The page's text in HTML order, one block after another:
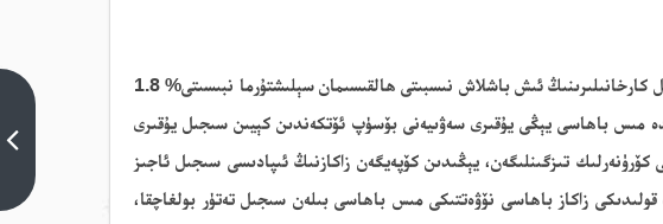
كارخانىلىرىنىڭ ئىش باشلاش نىسبىتى ھالقىسىمان سېلىشتۇرما نبىسىتى
% 1.8
كە يەتكەن. ھەپتە ئىچىدە مىس باھاسى يېڭى يۇقىرى سەۋىيەنى بۆسۈپ ئۆتكەندىن كېيىن سىجىل يۇقىرى
كۆرۈنەرلىك تىزگىنلىگەن، يېڭىدىن كۆپەيگەن زاكازنىڭ ئىپادىسى سىجىل ئاجىز
زاكاز باھاسى نۆۋەتتىكى مىس باھاسى بىلەن سىجىل تەتۈر بولغاچقا،